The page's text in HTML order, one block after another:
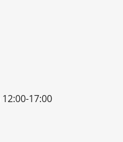
12:00-17:00